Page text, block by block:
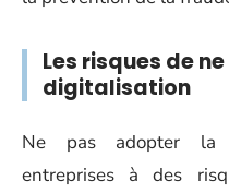
Les risques de
digitalisation
Ne pas adopter la
entreprises à des